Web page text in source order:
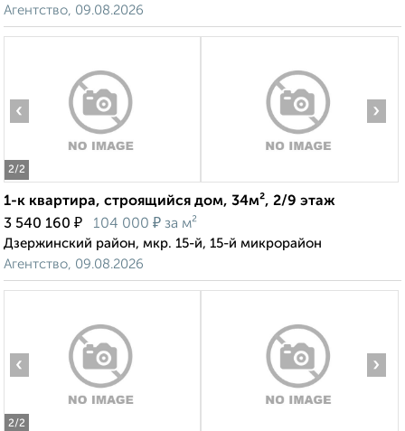
Агентство, 09.08.2026
2/2
‹ ›
1-к квартира, строящийся дом, 34м², 2/9 этаж
3 540 160 ₽ 104 000 ₽ за м²
Дзержинский район, мкр. 15-й, 15-й микрорайон
Агентство, 09.08.2026
2/2
‹ ›